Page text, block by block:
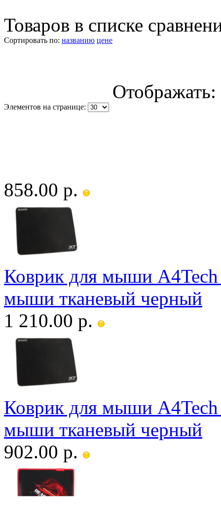
Товаров в списке
Сортировать по: названию цене
Отображать:
Элементов на странице:
858.00 р.
Коврик для мыши
мыши тканевый черный
1 210.00 р.
Коврик для мыши
мыши тканевый черный
902.00 р.